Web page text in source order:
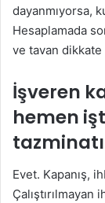
dayanmıyorsa,
Hesaplamada
ve tavan dikkate
İşveren
hemen
Evet. Kapanış,
Çalıştırılmayan